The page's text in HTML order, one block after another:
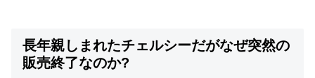
長年親しまれたチェルシーだがなぜ突然の
販売終了なのか?